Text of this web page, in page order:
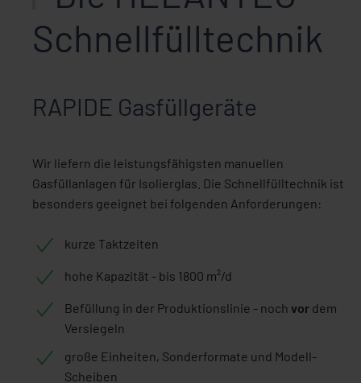
Schnellfülltechnik
RAPIDE Gasfüllgeräte
Wir liefern die leistungsfähigsten manuellen
Gasfüllanlagen für Isolierglas. Die Schnellfülltechnik ist
besonders geeignet bei folgenden Anforderungen:
kurze Taktzeiten
hohe Kapazität - bis 1800 m²/d
Befüllung in der Produktionslinie - noch vor dem
Versiegeln
große Einheiten, Sonderformate und Modell-
Scheiben